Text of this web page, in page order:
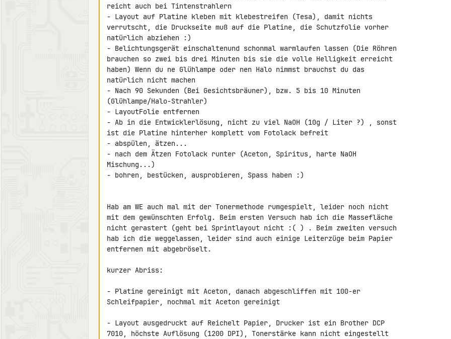
reicht auch bei Tintenstrahlern
- Layout auf Platine kleben mit klebestreifen (Tesa), damit nichts
verrutscht, die Druckseite muß auf die Platine, die Schutzfolie vorher
natürlich abziehen :)
- Belichtungsgerät einschaltenund schonmal warmlaufen lassen (Die Röhren
brauchen so zwei bis drei Minuten bis sie die volle Helligkeit erreicht
haben) Wenn du ne Glühlampe oder nen Halo nimmst brauchst du das
natürlich nicht machen
- Nach 90 Sekunden (Bei Gesichtsbräuner), bzw. 5 bis 10 Minuten
(Glühlampe/Halo-Strahler)
- LayoutFolie entfernen
- Ab in die Entwicklerlösung, nicht zu viel NaOH (10g / Liter ?) , sonst
ist die Platine hinterher komplett vom Fotolack befreit
- abspülen, ätzen...
- nach dem Ätzen Fotolack runter (Aceton, Spiritus, harte NaOH
Mischung...)
- bohren, bestücken, ausprobieren, Spass haben :)
Hab am WE auch mal mit der Tonermethode rumgespielt, leider noch nicht
mit dem gewünschten Erfolg. Beim ersten Versuch hab ich die Massefläche
nicht gerastert (geht bei Sprintlayout nicht :( ) . Beim zweiten versuch
hab ich die weggelassen, leider sind auch einige Leiterzüge beim Papier
entfernen mit abgebröselt.
kurzer Abriss:
- Platine gereinigt mit Aceton, danach abgeschliffen mit 100-er
Schleifpapier, nochmal mit Aceton gereinigt
- Layout ausgedruckt auf Reichelt Papier, Drucker ist ein Brother DCP
7010, höchste Auflösung (1200 DPI), Tonerstärke kann nicht eingestellt